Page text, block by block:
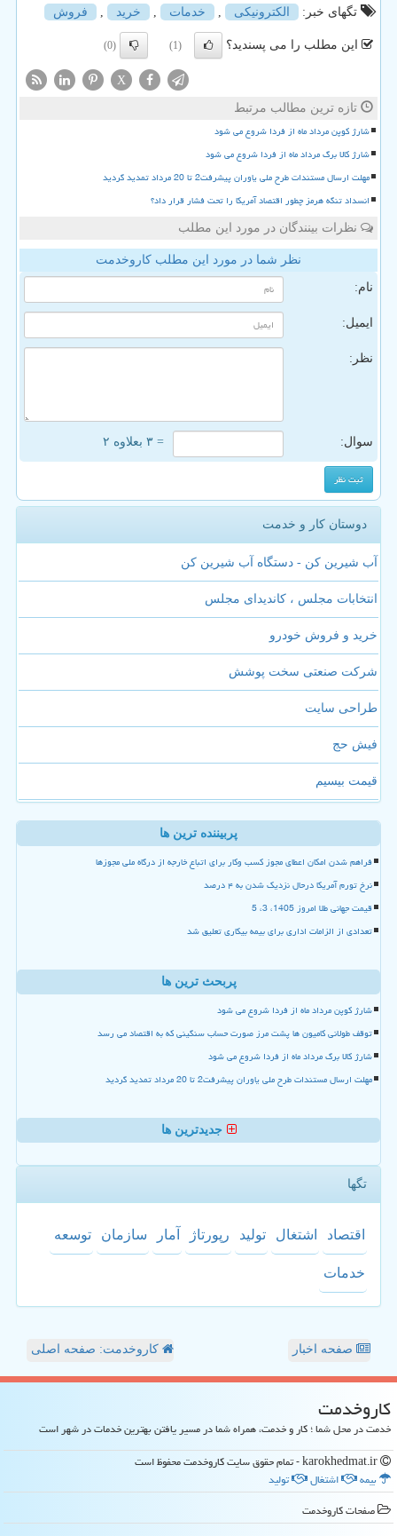
تگهای خبر:
الكترونیكی , خدمات , خرید , فروش
این مطلب را می پسندید؟ (1)
(0)
X
تازه ترین مطالب مرتبط
شارژ کوپن مرداد ماه از فردا شروع می شود
شارژ کالا برگ مرداد ماه از فردا شروع می شود
مهلت ارسال مستندات طرح ملی یاوران پیشرفت2 تا 20 مرداد تمدید گردید
انسداد تنگه هرمز چطور اقتصاد آمریکا را تحت فشار قرار داد؟
نظرات بینندگان در مورد این مطلب
نظر شما در مورد این مطلب کاروخدمت
نام:
ایمیل:
نظر:
سوال: = ۳ بعلاوه ۲
دوستان کار و خدمت
آب شیرین کن - دستگاه آب شیرین کن
انتخابات مجلس ، کاندیدای مجلس
خرید و فروش خودرو
شرکت صنعتی سخت پوشش
طراحی سایت
فیش حج
قیمت بیسیم
پربیننده ترین ها
فراهم شدن امکان اعطای مجوز کسب وکار برای اتباع خارجه از درگاه ملی مجوزها
نرخ تورم آمریکا درحال نزدیک شدن به ۴ درصد
قیمت جهانی طلا امروز 1405، 3، 5
تعدادی از الزامات اداری برای بیمه بیکاری تعلیق شد
پربحث ترین ها
شارژ کوپن مرداد ماه از فردا شروع می شود
توقف طولانی کامیون ها پشت مرز صورت حساب سنگینی که به اقتصاد می رسد
شارژ کالا برگ مرداد ماه از فردا شروع می شود
مهلت ارسال مستندات طرح ملی یاوران پیشرفت2 تا 20 مرداد تمدید گردید
جدیدترین ها
تگها
اقتصاد اشتغال تولید رپورتاژ آمار سازمان توسعه
خدمات
صفحه اخبار کاروخدمت: صفحه اصلی
كاروخدمت
خدمت در محل شما ؛ کار و خدمت، همراه شما در مسیر یافتن بهترین خدمات در شهر است
بیمه
اشتغال
تولید
صفحات كاروخدمت